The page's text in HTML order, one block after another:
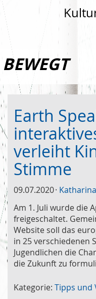
BEWEGT
Earth
verleiht
Stimme
09.07.2020
Am 1. Juli wurde die
freigeschaltet.
Website soll das
in 25 verschiedenen
Jugendlichen die
die Zukunft zu
Kategorie: Tipps und